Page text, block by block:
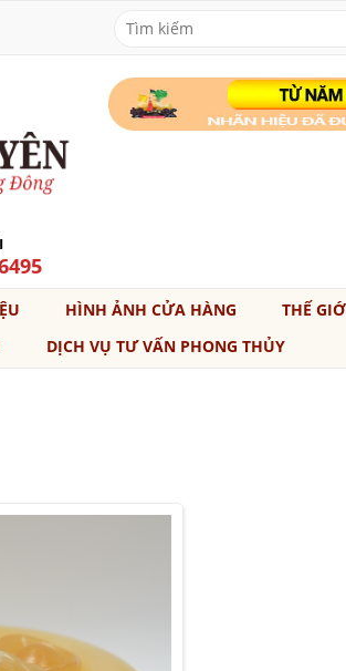
HÌNH ẢNH CỬA HÀNG THẾ
DỊCH VỤ TƯ VẤN PHONG THỦY